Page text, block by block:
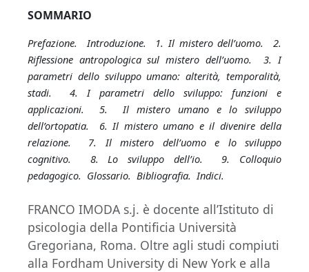
SOMMARIO
Prefazione. Introduzione. 1. Il mistero dell’uomo.
2.
Riflessione antropologica sul mistero dell’uomo.
3. I
parametri dello sviluppo umano: alterità, temporalità,
stadi.
4. I parametri dello sviluppo: funzioni e
applicazioni.
5.
Il mistero umano e lo sviluppo
dell’ortopatia.
6. Il mistero umano e il divenire della
relazione.
7. Il mistero dell’uomo e lo sviluppo
cognitivo.
8. Lo sviluppo dell’io.
9. Colloquio
pedagogico. Glossario. Bibliografia. Indici.
FRANCO IMODA s.j. è docente all’Istituto di
psicologia della Pontificia Università
Gregoriana, Roma. Oltre agli studi compiuti
alla Fordham University di New York e alla